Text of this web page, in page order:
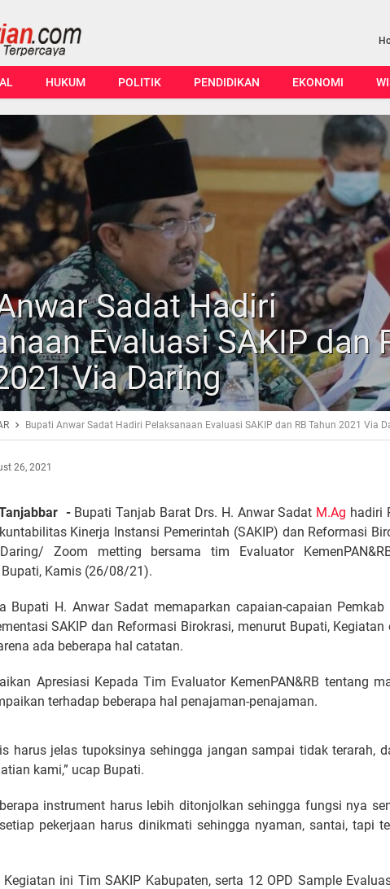
HUKUM POLITIK PENDIDIKAN EKONOMI
Sadat Hadiri
Evaluasi SAKIP dan
Via Daring
Bupati Anwar Sadat Hadiri Pelaksanaan Evaluasi SAKIP dan RB Tahun 2021 Via
26, 2021
- Bupati Tanjab Barat Drs. H. Anwar Sadat M.Ag hadiri
Kinerja Instansi Pemerintah (SAKIP) dan Reformasi
Zoom metting bersama tim Evaluator
Kamis (26/08/21).
Bupati H. Anwar Sadat memaparkan capaian-capaian Pemkab
SAKIP dan Reformasi Birokrasi, menurut Bupati, Kegiatan
ada beberapa hal catatan.
Apresiasi Kepada Tim Evaluator KemenPAN&RB tentang
terhadap beberapa hal penajaman-penajaman.
harus jelas tupoksinya sehingga jangan sampai tidak terarah,
kami,” ucap Bupati.
instrument harus lebih ditonjolkan sehingga fungsi nya
pekerjaan harus dinikmati sehingga nyaman, santai, tapi
ini Tim SAKIP Kabupaten, serta 12 OPD Sample